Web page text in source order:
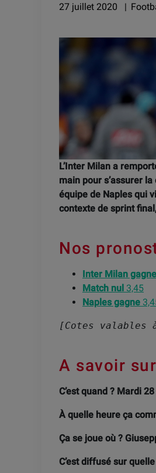
27 juillet 2020
L’Inter Milan a
main pour s’assurer
équipe de Naples qui
contexte de sprint
Nos
Inter Milan gagne
Match nul 3,45
Naples gagne
[Cotes valables
A savoir
C’est quand ? Mardi
À quelle heure ça
Ça se joue où ?
C’est diffusé sur